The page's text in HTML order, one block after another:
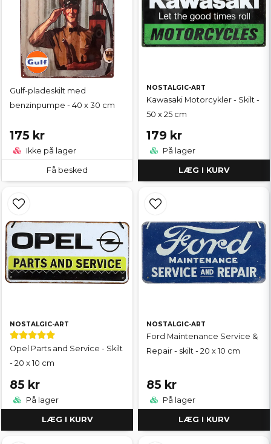
Gulf-pladeskilt med
benzinpumpe - 40 x 30 cm
175 kr
Ikke på lager
Få besked
NOSTALGIC-ART
Kawasaki Motorcykler - Skilt -
50 x 25 cm
179 kr
På lager
LÆG I KURV
NOSTALGIC-ART
Opel Parts and Service - Skilt
- 20 x 10 cm
85 kr
På lager
LÆG I KURV
NOSTALGIC-ART
Ford Maintenance Service &
Repair - skilt - 20 x 10 cm
85 kr
På lager
LÆG I KURV